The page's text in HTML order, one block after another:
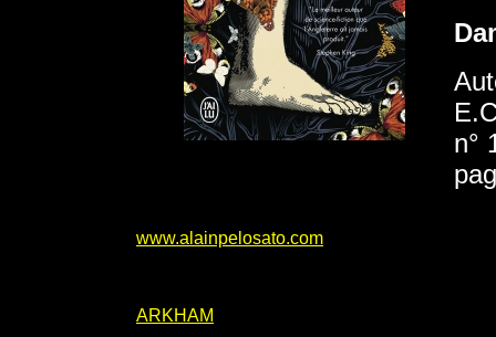
n°
www.alainpelosato.com
ARKHAM